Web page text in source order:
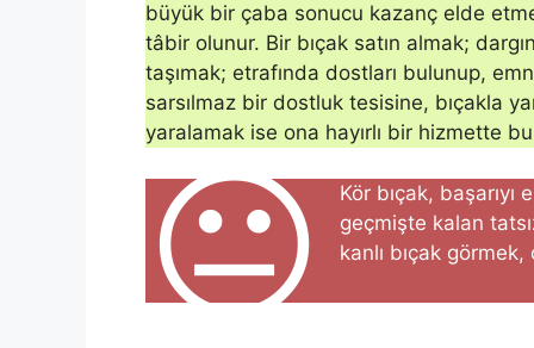
büyük bir çaba sonucu kazanç elde
tâbir olunur. Bir bıçak satın almak;
taşımak; etrafında dostları bulunup,
sarsılmaz bir dostluk tesisine, bıçakla
yaralamak ise ona hayırlı bir hizmette
😐
Kör bıçak,
geçmişte kalan
kanlı bıçak